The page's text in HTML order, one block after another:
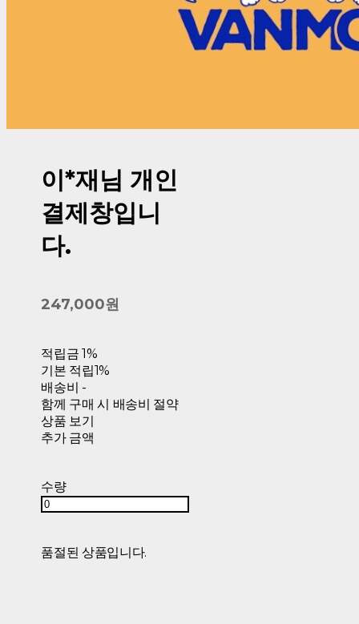
이*재님 개인
결제창입니
다.
247,000원
적립금 1%
기본 적립1%
배송비 -
함께 구매 시 배송비 절약
상품 보기
추가 금액
수량
품절된 상품입니다.